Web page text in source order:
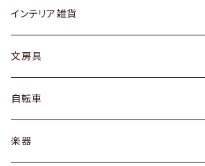
ローテーブル / サイドテーブル
デスク / コンソール
ドレッサー
シェルフ
フロアライト
リング
ピアス / イヤリング
財布
バッグ
アウター
トップス
グラス / タンブラー
カップ / マグ
プレート / ボウル
カトラリー
インテリア雑貨
文房具
自転車
dahon
楽器